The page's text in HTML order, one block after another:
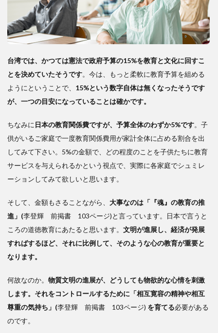
台湾では、かつては憲法で政府予算の15%を教育と文化に回すこ
とを決めていたそうです。今は、もっと柔軟に教育予算を組める
ようにということで、 15%という数字自体は無くなったそうです
が、一つの目安になっていることは確かです。
ちなみに 日本の教育関係費ですが、予算全体のわずか5%です。子
供がいるご家庭で一度教育関係費用が家計全体に占める割合を出
してみて下さい。5%の金額で、どの程度のことを子供たちに教育
サービスを与えられるかという視点で、実際に各家庭でシュミレ
ーションしてみて欲しいと思います。
そして、金額もさることながら、 大事なのは「『魂』の教育の推
進」(李登輝 前掲書 103ページ)と言っています。日本で言うと
ころの道徳教育にあたると思います。 文明が進展し、経済が発展
すればするほど、それに比例して、そのような心の教育が重要と
なります。
何故なのか。 物質文明の進展が、どうしても物欲的な心情を刺激
します。それをコントロールするために「相互寛容の精神や相互
尊重の気持ち」(李登輝 前掲書 103ページ) を育てる必要がある
のです。